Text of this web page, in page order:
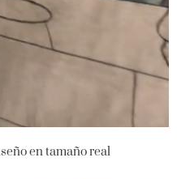
en tamaño real